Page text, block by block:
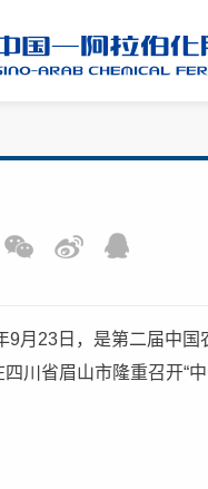
9月23日，是第二届中
四川省眉山市隆重召开“